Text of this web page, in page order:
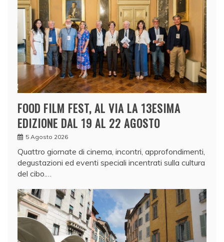
FOOD FILM FEST, AL VIA LA 13ESIMA
EDIZIONE DAL 19 AL 22 AGOSTO
5 Agosto 2026
Quattro giornate di cinema, incontri, approfondimenti,
degustazioni ed eventi speciali incentrati sulla cultura
del cibo.…